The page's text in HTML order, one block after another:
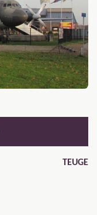
TEUGE